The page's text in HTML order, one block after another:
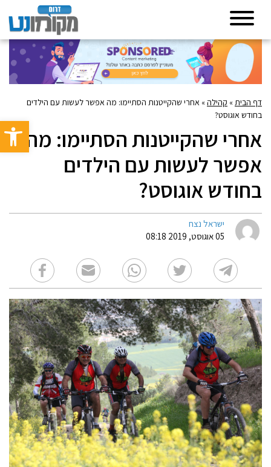
פתח
דף הבית» קהילה» אחרי שהקייטנות הסתיימו: מה אפשר לעשות עם הילדים
בחודש אוגוסט?
אחרי שהקייטנות הסתיימו: מה
אפשר לעשות עם הילדים
בחודש אוגוסט?
ישראל נצח
05 אוגוסט, 2019 08:18